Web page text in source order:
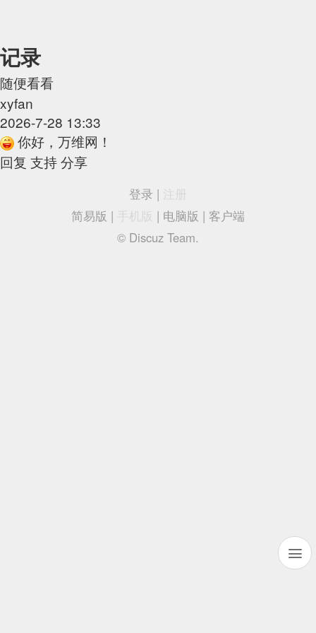
记录
随便看看
xyfan
2026-7-28 13:33
你好，万维网！
回复 支持分享
登录 |
注册
简易版 | 手机版 | 电脑版 | 客户端
© Discuz Team.